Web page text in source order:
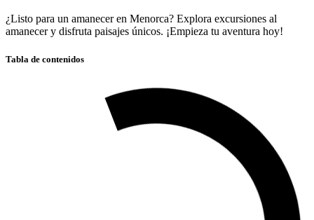
¿Listo para un amanecer en Menorca? Explora excursiones al
amanecer y disfruta paisajes únicos. ¡Empieza tu aventura hoy!
Tabla de contenidos